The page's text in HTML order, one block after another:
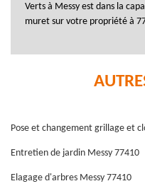
Verts à Messy est dans la
muret sur votre propriété à
Pose et changement grillage et
Entretien de jardin Messy 77410
Elagage d'arbres Messy 77410